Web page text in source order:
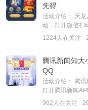
先得
活动介绍： 天
动，打开微信扫
1224人在关注
腾讯新闻知大
QQ
活动介绍： 腾
打开腾讯新闻
902人在关注